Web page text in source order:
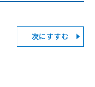
次にすすむ